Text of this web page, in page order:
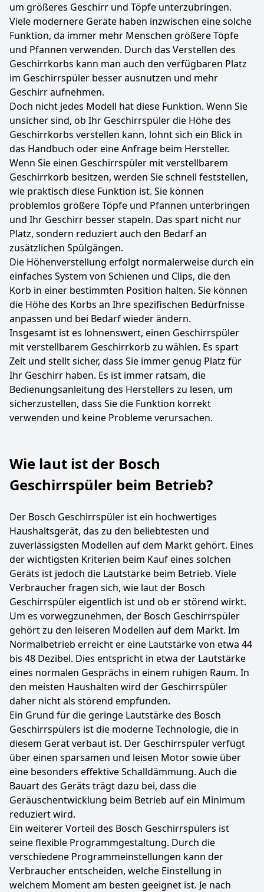
um größeres Geschirr und Töpfe unterzubringen.
Viele modernere Geräte haben inzwischen eine solche
Funktion, da immer mehr Menschen größere Töpfe
und Pfannen verwenden. Durch das Verstellen des
Geschirrkorbs kann man auch den verfügbaren Platz
im Geschirrspüler besser ausnutzen und mehr
Geschirr aufnehmen.
Doch nicht jedes Modell hat diese Funktion. Wenn Sie
unsicher sind, ob Ihr Geschirrspüler die Höhe des
Geschirrkorbs verstellen kann, lohnt sich ein Blick in
das Handbuch oder eine Anfrage beim Hersteller.
Wenn Sie einen Geschirrspüler mit verstellbarem
Geschirrkorb besitzen, werden Sie schnell feststellen,
wie praktisch diese Funktion ist. Sie können
problemlos größere Töpfe und Pfannen unterbringen
und Ihr Geschirr besser stapeln. Das spart nicht nur
Platz, sondern reduziert auch den Bedarf an
zusätzlichen Spülgängen.
Die Höhenverstellung erfolgt normalerweise durch ein
einfaches System von Schienen und Clips, die den
Korb in einer bestimmten Position halten. Sie können
die Höhe des Korbs an Ihre spezifischen Bedürfnisse
anpassen und bei Bedarf wieder ändern.
Insgesamt ist es lohnenswert, einen Geschirrspüler
mit verstellbarem Geschirrkorb zu wählen. Es spart
Zeit und stellt sicher, dass Sie immer genug Platz für
Ihr Geschirr haben. Es ist immer ratsam, die
Bedienungsanleitung des Herstellers zu lesen, um
sicherzustellen, dass Sie die Funktion korrekt
verwenden und keine Probleme verursachen.
Wie laut ist der Bosch
Geschirrspüler beim Betrieb?
Der Bosch Geschirrspüler ist ein hochwertiges
Haushaltsgerät, das zu den beliebtesten und
zuverlässigsten Modellen auf dem Markt gehört. Eines
der wichtigsten Kriterien beim Kauf eines solchen
Geräts ist jedoch die Lautstärke beim Betrieb. Viele
Verbraucher fragen sich, wie laut der Bosch
Geschirrspüler eigentlich ist und ob er störend wirkt.
Um es vorwegzunehmen, der Bosch Geschirrspüler
gehört zu den leiseren Modellen auf dem Markt. Im
Normalbetrieb erreicht er eine Lautstärke von etwa 44
bis 48 Dezibel. Dies entspricht in etwa der Lautstärke
eines normalen Gesprächs in einem ruhigen Raum. In
den meisten Haushalten wird der Geschirrspüler
daher nicht als störend empfunden.
Ein Grund für die geringe Lautstärke des Bosch
Geschirrspülers ist die moderne Technologie, die in
diesem Gerät verbaut ist. Der Geschirrspüler verfügt
über einen sparsamen und leisen Motor sowie über
eine besonders effektive Schalldämmung. Auch die
Bauart des Geräts trägt dazu bei, dass die
Geräuschentwicklung beim Betrieb auf ein Minimum
reduziert wird.
Ein weiterer Vorteil des Bosch Geschirrspülers ist
seine flexible Programmgestaltung. Durch die
verschiedene Programmeinstellungen kann der
Verbraucher entscheiden, welche Einstellung in
welchem Moment am besten geeignet ist. Je nach